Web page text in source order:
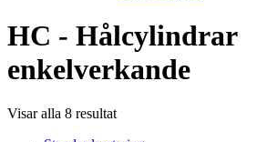
HC - Hålcylindrar
enkelverkande
Visar alla 8 resultat